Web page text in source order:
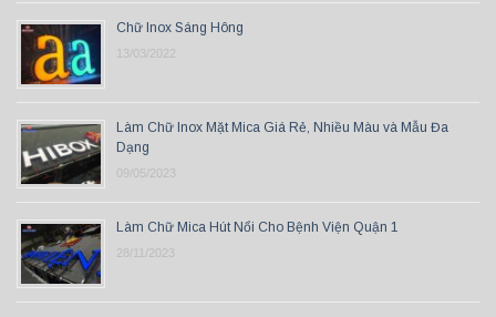
Chữ Inox Sáng Hông
13/03/2022
Làm Chữ Inox Mặt Mica Giá Rẻ, Nhiều Màu và Mẫu Đa
Dạng
09/05/2023
Làm Chữ Mica Hút Nổi Cho Bệnh Viện Quận 1
28/11/2023